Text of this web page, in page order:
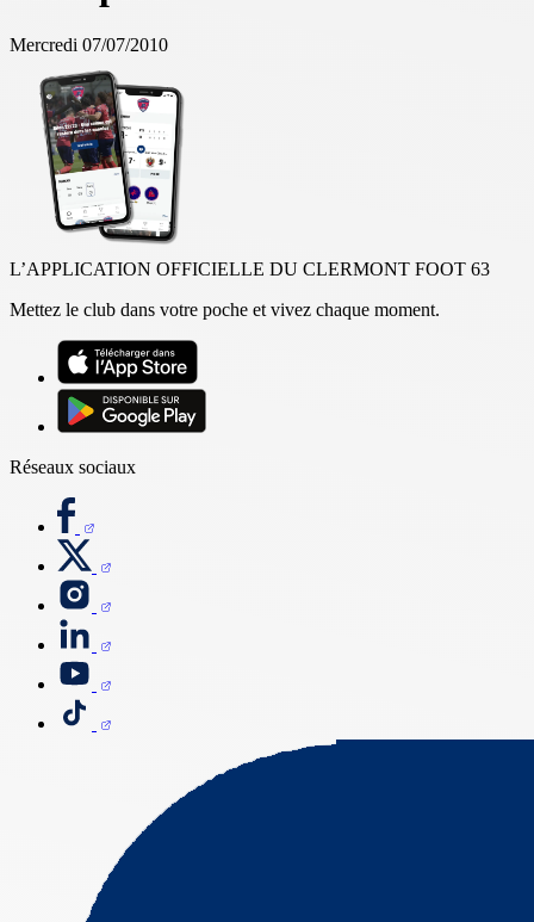
Mercredi 07/07/2010
L’APPLICATION OFFICIELLE DU CLERMONT FOOT 63
Mettez le club dans votre poche et vivez chaque moment.
Réseaux sociaux